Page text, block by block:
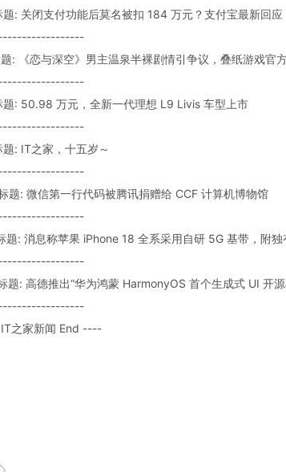
题: 关闭支付功能后莫名被扣 184 万元？支付宝最新回
: 《恋与深空》男主温泉半裸剧情引争议，叠纸游戏官
题: 50.98 万元，全新一代理想 L9 Livis 车型上市
题: IT之家，十五岁～
题: 微信第一行代码被腾讯捐赠给 CCF 计算机博物馆
题: 消息称苹果 iPhone 18 全系采用自研 5G 基带，附独
题: 高德推出“华为鸿蒙 HarmonyOS 首个生成式 UI 开
之家新闻 End ----